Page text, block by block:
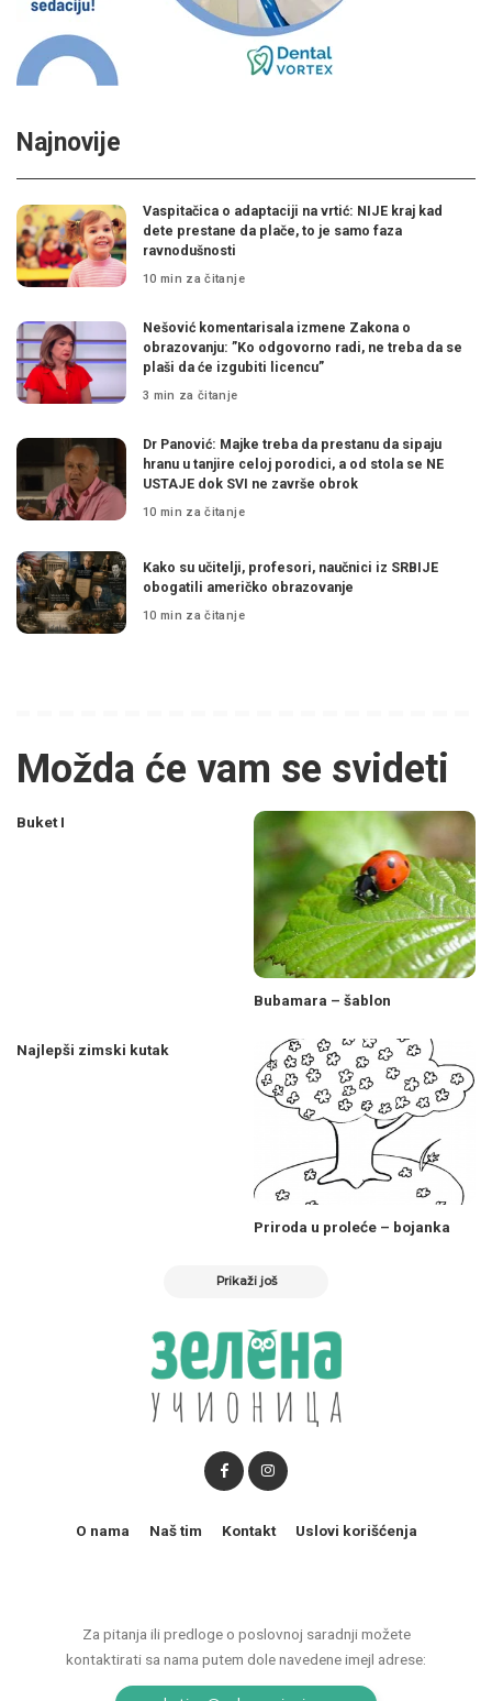
Najnovije
Vaspitačica o adaptaciji na vrtić: NIJE kraj kad
dete prestane da plače, to je samo faza
ravnodušnosti
10 min za čitanje
Nešović komentarisala izmene Zakona o
obrazovanju: ”Ko odgovorno radi, ne treba da se
plaši da će izgubiti licencu”
3 min za čitanje
Dr Panović: Majke treba da prestanu da sipaju
hranu u tanjire celoj porodici, a od stola se NE
USTAJE dok SVI ne završe obrok
10 min za čitanje
Kako su učitelji, profesori, naučnici iz SRBIJE
obogatili američko obrazovanje
10 min za čitanje
Možda će vam se svideti
Buket I
Bubamara – šablon
Najlepši zimski kutak
Priroda u proleće – bojanka
Prikaži još
Za pitanja ili predloge o poslovnoj saradnji možete
kontaktirati sa nama putem dole navedene imejl adrese:
O nama Naš tim Kontakt Uslovi korišćenja